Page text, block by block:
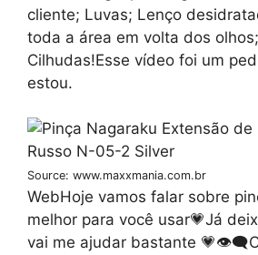
cliente; Luvas; Lenço
toda a área em volta dos
Cilhudas!Esse vídeo foi um
estou.
Source: www.maxxmania.com.br
WebHoje vamos falar sobre
melhor para você usar💗Já
vai me ajudar bastante